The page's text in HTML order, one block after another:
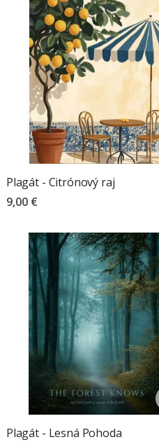
Plagát - Citrónový raj
9,00 €
Plagát - Lesná Pohoda